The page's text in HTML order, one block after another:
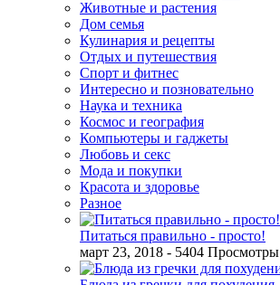
Животные и растения
Дом семья
Кулинария и рецепты
Отдых и путешествия
Спорт и фитнес
Интересно и позновательно
Наука и техника
Космос и география
Компьютеры и гаджеты
Любовь и секс
Мода и покупки
Красота и здоровье
Разное
Питаться правильно - просто!
март 23, 2018 - 5404 Просмотры